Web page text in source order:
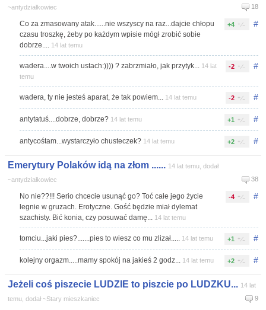
~antydziałkowiec
18
#
+4
Co za zmasowany atak......nie wszyscy na raz...dajcie chłopu
czasu troszkę, żeby po każdym wpisie mógł zrobić sobie
dobrze.... 14 lat temu
#
-2
wadera....w twoich ustach:)))) ? zabrzmiało, jak przytyk... 14 lat
temu
#
-2
wadera, ty nie jesteś aparat, że tak powiem... 14 lat temu
#
+1
antytatuś....dobrze, dobrze? 14 lat temu
#
+2
antycośtam...wystarczyło chusteczek? 14 lat temu
Emerytury Polaków idą na złom ...... 14 lat temu, dodał
~antydziałkowiec
38
#
-4
No nie??!!! Serio chcecie usunąć go? Toć całe jego życie
legnie w gruzach. Erotyczne. Gość będzie miał dylemat
szachisty. Bić konia, czy posuwać damę... 14 lat temu
#
+1
tomciu...jaki pies?.......pies to wiesz co mu zlizał..... 14 lat temu
#
+2
kolejny orgazm.....mamy spokój na jakieś 2 godz... 14 lat temu
Jeżeli coś piszecie LUDZIE to piszcie po LUDZKU... 14 lat
temu, dodał ~Stary mieszkaniec
9